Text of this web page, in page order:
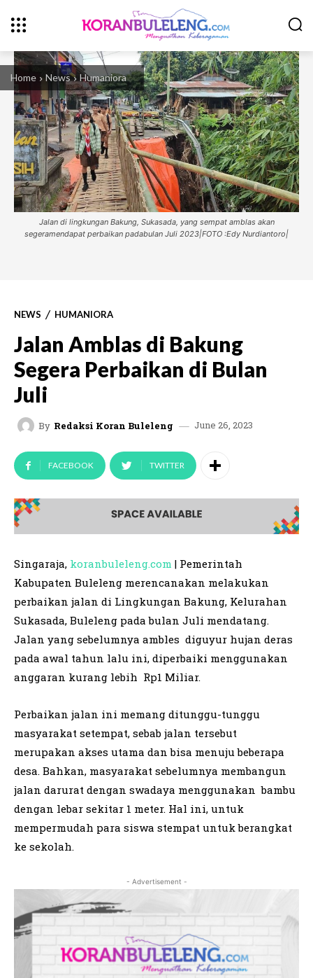
Home News Humaniora
Jalan di lingkungan Bakung, Sukasada, yang sempat amblas akan
segeramendapat perbaikan padabulan Juli 2023|FOTO :Edy Nurdiantoro|
NEWS HUMANIORA
Jalan Amblas di Bakung
Segera Perbaikan di Bulan
Juli
By Redaksi Koran Buleleng June 26, 2023
FACEBOOK TWITTER
Singaraja, koranbuleleng.com | Pemerintah
Kabupaten Buleleng merencanakan melakukan
perbaikan jalan di Lingkungan Bakung, Kelurahan
Sukasada, Buleleng pada bulan Juli mendatang.
Jalan yang sebelumnya ambles diguyur hujan deras
pada awal tahun lalu ini, diperbaiki menggunakan
anggaran kurang lebih Rp1 Miliar.
Perbaikan jalan ini memang ditunggu-tunggu
masyarakat setempat, sebab jalan tersebut
merupakan akses utama dan bisa menuju beberapa
desa. Bahkan, masyarakat sebelumnya membangun
jalan darurat dengan swadaya menggunakan bambu
dengan lebar sekitar 1 meter. Hal ini, untuk
mempermudah para siswa stempat untuk berangkat
ke sekolah.
- Advertisement -